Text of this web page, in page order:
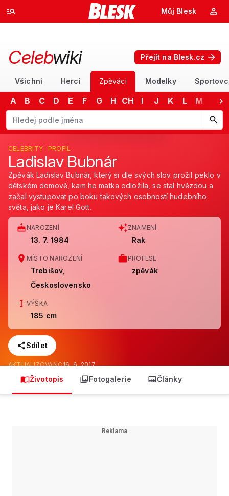
Můj Blesk
Celebwiki Přejít na Blesk.cz
Všichni Herci Zpěváci Modelky
A B C D E F G H CH I J K L M
Začněte psát jméno. Šipkami dolů a nahoru procházejte návrhy,
CELEBRITY · PROFIL
Ladislav Bubnár
Zpěvák Ladislav Bubnár, který si dle svých slov prožil peklo v
dětském domově, kam ho matka odložila, se stal hvězdou a
začal vystupovat po boku takových osobností hudebního
světa, jako je Karel Gott.
NAROZENÍ
13. 7. 1984
ZNAMENÍ
Rak
MÍSTO NAROZENÍ
Trebišov,
Československo
PROFESE
zpěvák
VÝŠKA
185 cm
Sdílet
AKTUALIZOVÁNO16. 6. 2017
Životopis Fotogalerie Články